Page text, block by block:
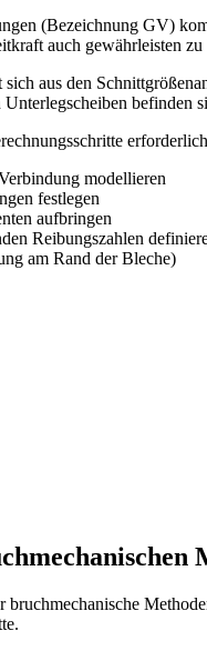
(Bezeichnung GV)
auch gewährleisten zu
aus den
modellieren
festlegen
aufbringen
Reibungszahlen
am Rand der Bleche)